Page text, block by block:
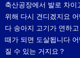
축산공장에서 발로 차이
위해 다시 견디겠지요
다 송아지 고기가 연하
때가 되면 도살됩니다
질 수 있는 거지요？